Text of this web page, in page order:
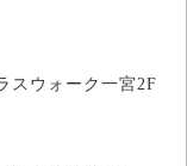
スウォーク一宮2F